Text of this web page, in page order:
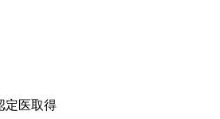
定医取得